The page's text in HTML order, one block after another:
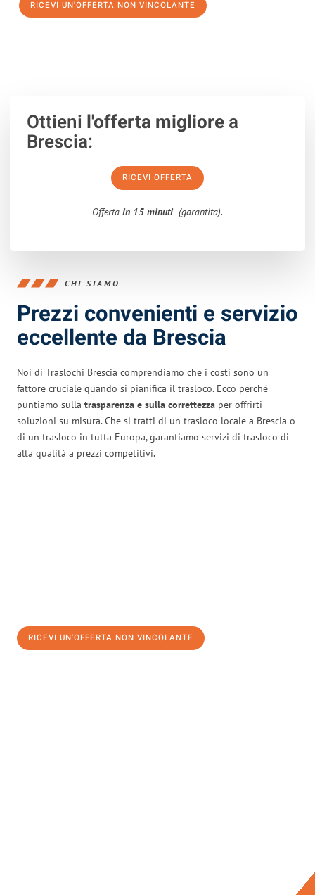
RICEVI UN'OFFERTA NON VINCOLANTE
Ottieni l'offerta migliorea
Brescia:
RICEVI OFFERTA
Offerta in 15 minuti (garantita).
CHI SIAMO
Prezzi convenienti e servizio
eccellente da Brescia
Noi di Traslochi Brescia comprendiamo che i costi sono un
fattore cruciale quando si pianifica il trasloco. Ecco perché
puntiamo sulla trasparenza e sulla correttezza per offrirti
soluzioni su misura. Che si tratti di un trasloco locale a Brescia o
di un trasloco in tutta Europa, garantiamo servizi di trasloco di
alta qualità a prezzi competitivi.
RICEVI UN'OFFERTA NON VINCOLANTE